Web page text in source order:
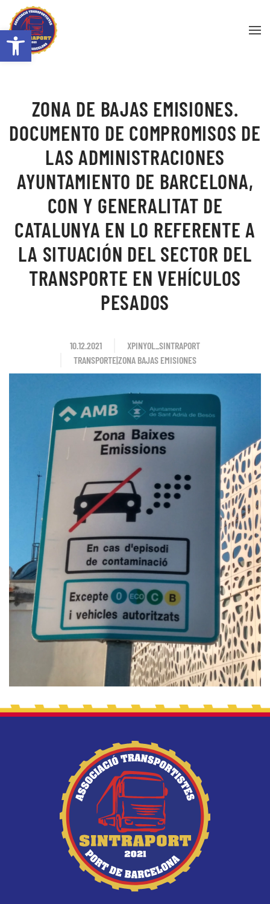
Abrir barra de herramientas
Skip to main content
ZONA DE BAJAS EMISIONES.
DOCUMENTO DE COMPROMISOS DE
LAS ADMINISTRACIONES
AYUNTAMIENTO DE BARCELONA,
CON Y GENERALITAT DE
CATALUNYA EN LO REFERENTE A
LA SITUACIÓN DEL SECTOR DEL
TRANSPORTE EN VEHÍCULOS
PESADOS
10.12.2021
XPINYOL_SINTRAPORT
TRANSPORTE|ZONA BAJAS EMISIONES